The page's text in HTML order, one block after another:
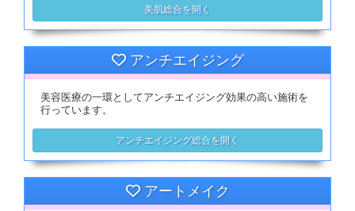
美肌総合を開く
アンチエイジング
美容医療の一環としてアンチエイジング効果の高い施術を
行っています。
アンチエイジング総合を開く
アートメイク